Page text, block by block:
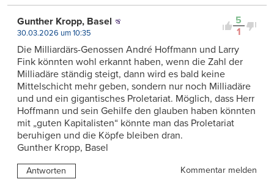
5
1
Gunther Kropp, Basel
30.03.2026 um 10:35
Die Milliardärs-Genossen André Hoffmann und Larry
Fink könnten wohl erkannt haben, wenn die Zahl der
Milliadäre ständig steigt, dann wird es bald keine
Mittelschicht mehr geben, sondern nur noch Milliadäre
und und ein gigantisches Proletariat. Möglich, dass Herr
Hoffmann und sein Gehilfe den glauben haben könnten
mit „guten Kapitalisten“ könnte man das Proletariat
beruhigen und die Köpfe bleiben dran.
Gunther Kropp, Basel
Antworten Kommentar melden